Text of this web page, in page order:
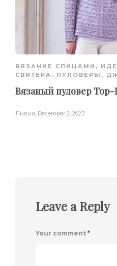
ВЯЗАНИЕ СПИЦАМИ ,
СВИТЕРА, ПУЛОВЕРЫ,
Вязаный пуловер
Лилия December 2, 2023
Leave a Reply
Your comment *